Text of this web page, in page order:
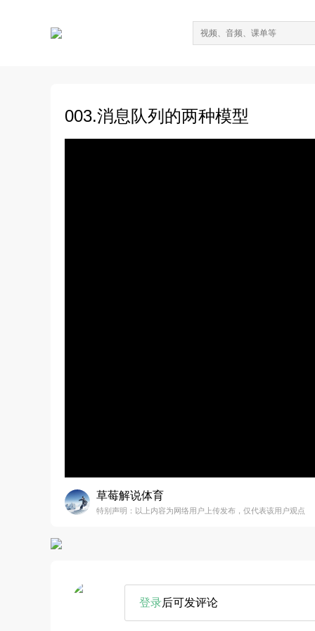
003.消息队列的两种模型
草莓解说体育
特别声明：以上内容为网络用户上传发布，仅代表该用户观点
登录后可发评论